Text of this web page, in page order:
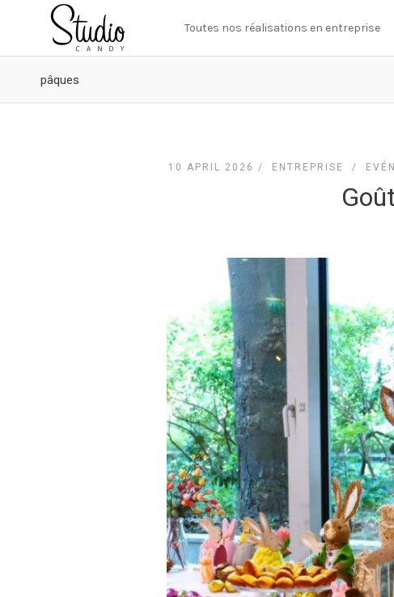
Toutes nos réalisations en entreprise
pâques
10 APRIL 2026 / ENTREPRISE /